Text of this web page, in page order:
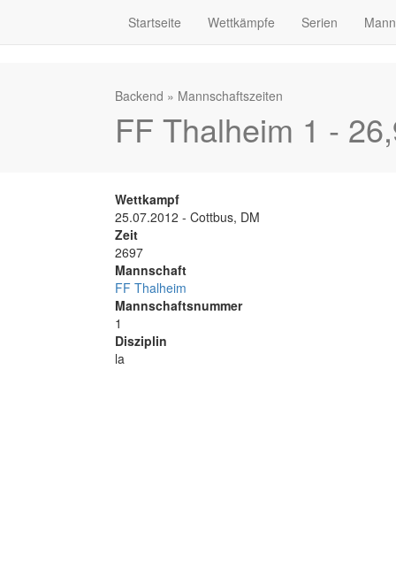
Startseite Wettkämpfe Serien
Backend » Mannschaftszeiten
FF Thalheim 1 -
Wettkampf
25.07.2012 - Cottbus, DM
Zeit
2697
Mannschaft
FF Thalheim
Mannschaftsnummer
1
Disziplin
la